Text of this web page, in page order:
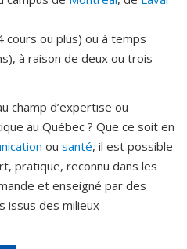
cours ou plus) ou à temps
à raison de deux ou trois
champ d’expertise ou
au Québec ? Que ce soit en
ou santé, il est possible
pratique, reconnu dans les
et enseigné par des
issus des milieux